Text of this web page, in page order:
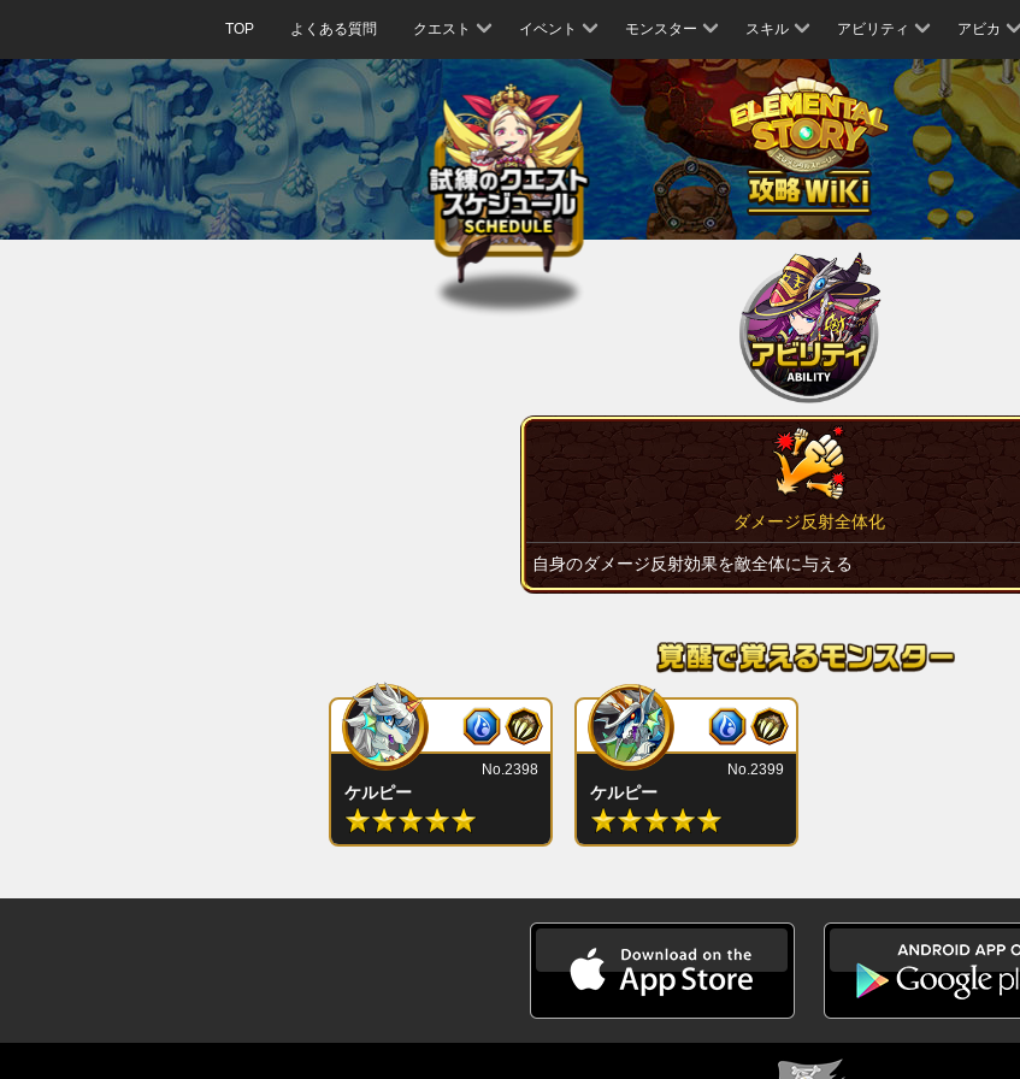
TOP よくある質問 クエスト イベント モンスター スキル アビリティ アビカ
ダメージ反射全体化
自身のダメージ反射効果を敵全体に与える
ケルピー
No.2398
ケルピー
No.2399